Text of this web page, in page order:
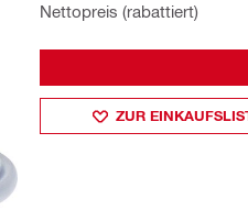
Nettopreis (rabattiert)
ZUR